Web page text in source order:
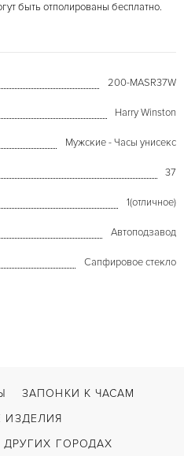
быть отполированы бесплатно.
200-MASR37W
Harry Winston
Мужские - Часы унисекс
37
1(отличное)
Автоподзавод
Сапфировое стекло
ЗАПОНКИ К ЧАСАМ
ИЗДЕЛИЯ
ГОРОДАХ